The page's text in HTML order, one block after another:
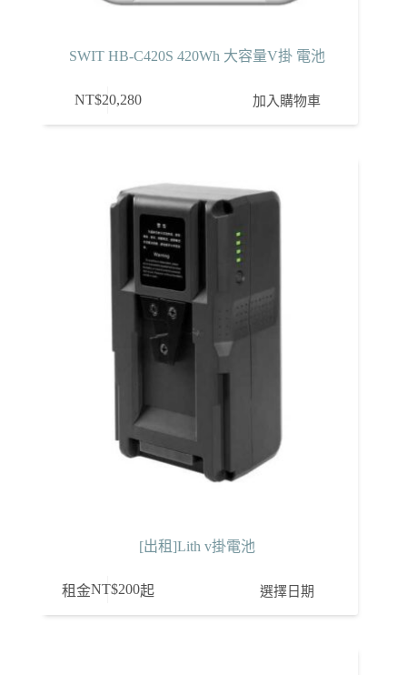
SWIT HB-C420S 420Wh 大容量V掛 電池
NT$20,280 加入購物車
[出租]Lith v掛電池
租金NT$200起 選擇日期